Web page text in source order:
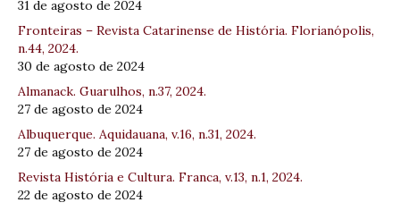
31 de agosto de 2024
Fronteiras – Revista Catarinense de História. Florianópolis,
n.44, 2024.
30 de agosto de 2024
Almanack. Guarulhos, n.37, 2024.
27 de agosto de 2024
Albuquerque. Aquidauana, v.16, n.31, 2024.
27 de agosto de 2024
Revista História e Cultura. Franca, v.13, n.1, 2024.
22 de agosto de 2024